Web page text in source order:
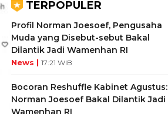
TERPOPULER
Profil Norman Joesoef, Pengusaha
Muda yang Disebut-sebut Bakal
Dilantik Jadi Wamenhan RI
News | 17:21 WIB
Bocoran Reshuffle Kabinet Agustus:
Norman Joesoef Bakal Dilantik Jadi
Wamenhan RI